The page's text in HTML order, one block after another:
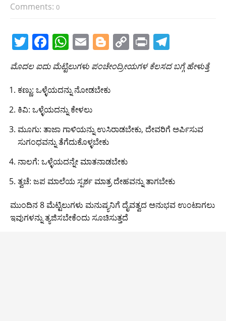
Comments: 0
T
w
itt
er
F
a
c
e
b
o
o
k
W
at
s
A
p
p
E
m
ai
l
Bl
o
g
g
C
o
p
n
k
Pr
in
t
el
e
m
ಮೊದಲ ಐದು ಮೆಟ್ಟಿಲುಗಳು ಪಂಚೇಂದ್ರೀಯಗಳ ಕೆಲಸದ ಬಗ್ಗೆ ಹೇಳುತ್ತೆ
ಕಣ್ಣು: ಒಳ್ಳೆಯದನ್ನು ನೋಡಬೇಕು
ಕಿವಿ: ಒಳ್ಳೆಯದನ್ನು ಕೇಳಲು
ಮೂಗು: ತಾಜಾ ಗಾಳಿಯನ್ನು ಉಸಿರಾಡಬೇಕು, ದೇವರಿಗೆ ಅರ್ಪಿಸುವ
ಸುಗಂಧವನ್ನು ತೆಗೆದುಕೊಳ್ಳಬೇಕು
ನಾಲಗೆ: ಒಳ್ಳೆಯದನ್ನೇ ಮಾತನಾಡಬೇಕು
ತ್ವಚೆ: ಜಪ ಮಾಲೆಯ ಸ್ಪರ್ಶ ಮಾತ್ರ ದೇಹವನ್ನು ತಾಗಬೇಕು
ಮುಂದಿನ 8 ಮೆಟ್ಟಿಲುಗಳು ಮನುಷ್ಯನಿಗೆ ದೈವತ್ವದ ಅನುಭವ ಉಂಟಾಗಲು
ಇವುಗಳನ್ನು ತ್ಯಜಿಸಬೇಕೆಂದು ಸೂಚಿಸುತ್ತದೆ